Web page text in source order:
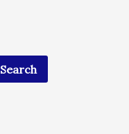
Search